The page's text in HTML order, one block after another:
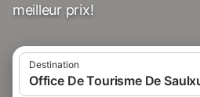
meilleur prix!
Destination